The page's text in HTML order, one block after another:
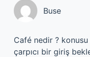
Buse
Café nedir ? konusu
çarpıcı bir giriş